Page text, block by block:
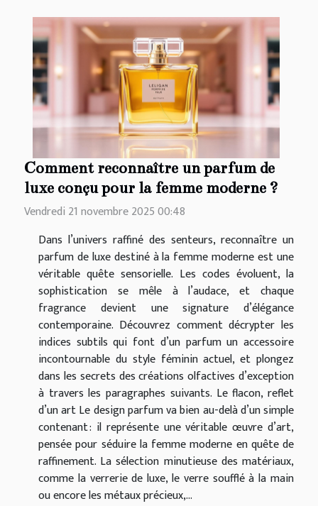
Comment reconnaître un parfum de
luxe conçu pour la femme moderne ?
Vendredi 21 novembre 2025 00:48
Dans l’univers raffiné des senteurs, reconnaître un
parfum de luxe destiné à la femme moderne est une
véritable quête sensorielle. Les codes évoluent, la
sophistication se mêle à l’audace, et chaque
fragrance devient une signature d’élégance
contemporaine. Découvrez comment décrypter les
indices subtils qui font d’un parfum un accessoire
incontournable du style féminin actuel, et plongez
dans les secrets des créations olfactives d’exception
à travers les paragraphes suivants. Le flacon, reflet
d’un art Le design parfum va bien au-delà d’un simple
contenant : il représente une véritable œuvre d’art,
pensée pour séduire la femme moderne en quête de
raffinement. La sélection minutieuse des matériaux,
comme la verrerie de luxe, le verre soufflé à la main
ou encore les métaux précieux,...